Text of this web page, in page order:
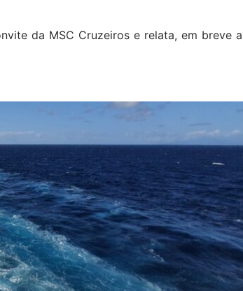
da MSC Cruzeiros e relata, em breve a